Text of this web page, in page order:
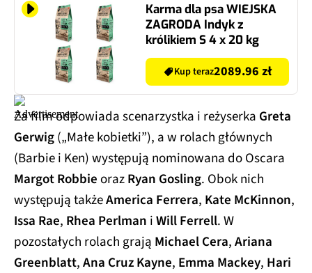
Karma dla psa WIEJSKA
ZAGRODA Indyk z
królikiem S 4 x 20 kg
Kup teraz2089.96 zł
Za film odpowiada scenarzystka i reżyserka Greta
Gerwig(„Małe kobietki”), a w rolach głównych
(Barbie i Ken) występują nominowana do Oscara
Margot RobbieorazRyan Gosling. Obok nich
występują takżeAmerica Ferrera, Kate McKinnon,
Issa Rae, Rhea Perlman iWill Ferrell. W
pozostałych rolach grają Michael Cera,Ariana
Greenblatt,Ana Cruz Kayne, Emma Mackey, Hari